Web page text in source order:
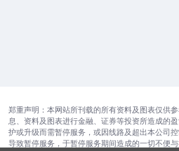
郑重声明：本网站所刊载的所有资料及图表仅供
息、资料及图表进行金融、证券等投资所造成的
护或升级而需暂停服务，或因线路及超出本公司
导致暂停服务，于暂停服务期间造成的一切不便与